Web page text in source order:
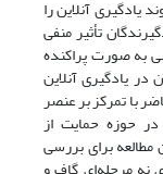
یادگیری آنلاین را
تأثیر منفی
به صورت پراکنده
یادگیری آنلاین
با تمرکز بر عنصر
حوزه حمایت از
برای بررسی